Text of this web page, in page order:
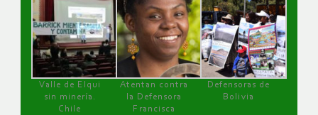
Valle de Elqui
sin minería.
Chile
Atentan contra
la Defensora
Francisca
Defensoras de
Bolivia